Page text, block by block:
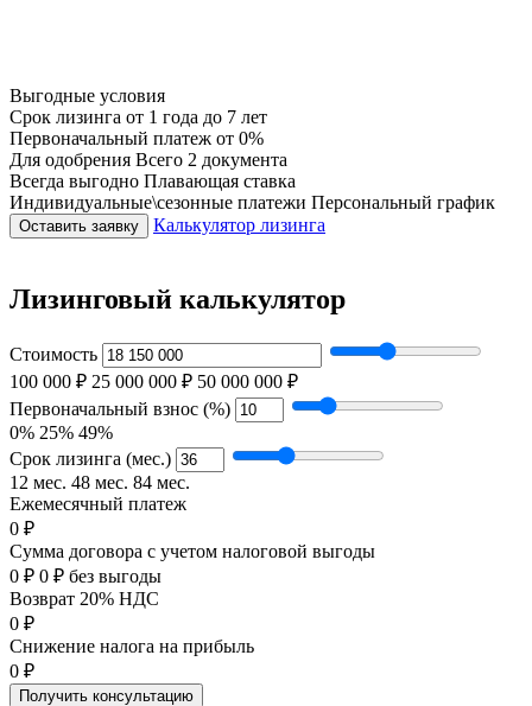
Выгодные условия
Срок лизинга от 1 года до 7 лет
Первоначальный платеж от 0%
Для одобрения Всего 2 документа
Всегда выгодно Плавающая ставка
Индивидуальные\сезонные платежи Персональный график
Оставить заявку Калькулятор лизинга
Лизинговый калькулятор
Стоимость
100 000 ₽ 25 000 000 ₽ 50 000 000 ₽
Первоначальный взнос (%)
0% 25% 49%
Срок лизинга (мес.)
12 мес. 48 мес. 84 мес.
Ежемесячный платеж
0 ₽
Сумма договора с учетом налоговой выгоды
0 ₽ 0 ₽ без выгоды
Возврат 20% НДС
0 ₽
Снижение налога на прибыль
0 ₽
Получить консультацию